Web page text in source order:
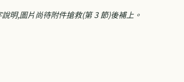
明,圖片尚待附件搶救(第 3 節)後補上。